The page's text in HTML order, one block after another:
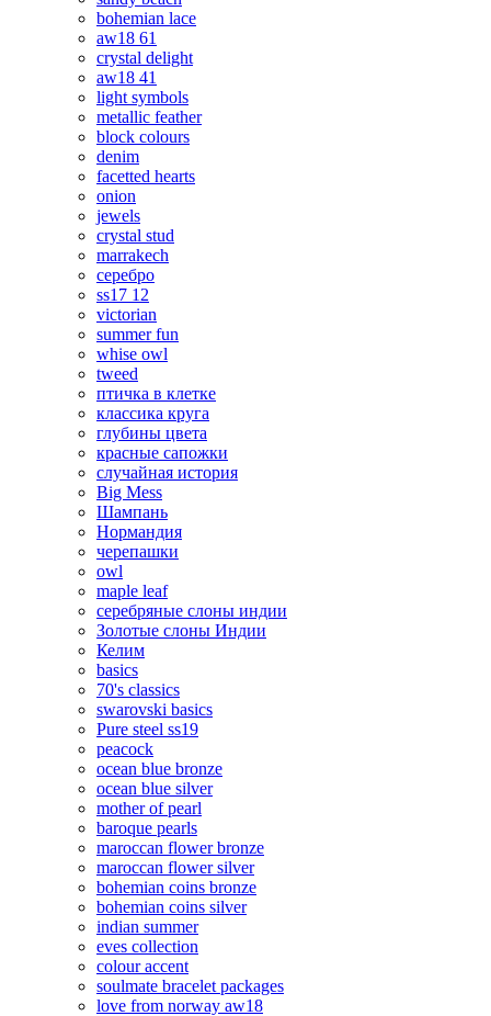
bohemian lace
aw18 61
crystal delight
aw18 41
light symbols
metallic feather
block colours
denim
facetted hearts
onion
jewels
crystal stud
marrakech
серебро
ss17 12
victorian
summer fun
whise owl
tweed
птичка в клетке
классика круга
глубины цвета
красные сапожки
случайная история
Big Mess
Шампань
Нормандия
черепашки
owl
maple leaf
серебряные слоны индии
Золотые слоны Индии
Келим
basics
70's classics
swarovski basics
Pure steel ss19
peacock
ocean blue bronze
ocean blue silver
mother of pearl
baroque pearls
maroccan flower bronze
maroccan flower silver
bohemian coins bronze
bohemian coins silver
indian summer
eves collection
colour accent
soulmate bracelet packages
love from norway aw18